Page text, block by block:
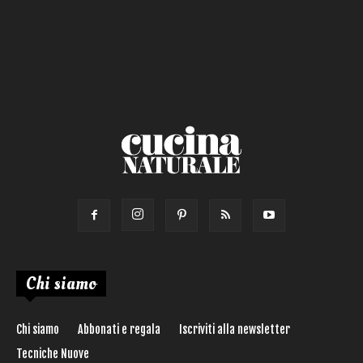
Chi siamo
Chi siamo Abbonati e regala
Iscriviti alla newsletter
Tecniche Nuove